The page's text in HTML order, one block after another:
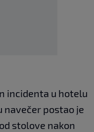
incidenta u hotelu
navečer postao je
stolove nakon